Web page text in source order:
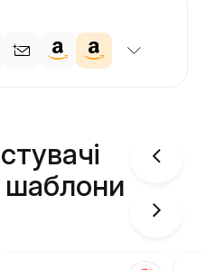
шаблони